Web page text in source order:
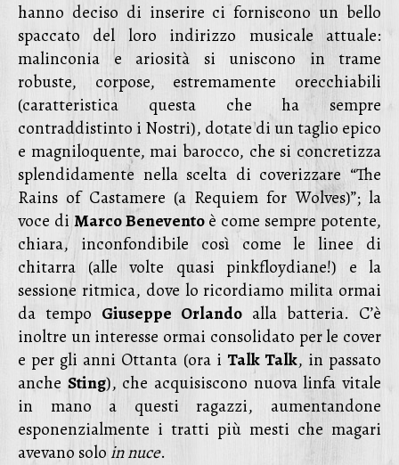
hanno deciso di inserire ci forniscono un bello
spaccato del loro indirizzo musicale attuale:
malinconia e ariosità si uniscono in trame
robuste, corpose, estremamente orecchiabili
(caratteristica questa che ha sempre
contraddistinto i Nostri), dotate di un taglio epico
e magniloquente, mai barocco, che si concretizza
splendidamente nella scelta di coverizzare “The
Rains of Castamere (a Requiem for Wolves)”; la
voce diMarco Beneventoè come sempre potente,
chiara, inconfondibile così come le linee di
chitarra (alle volte quasi pinkfloydiane!) e la
sessione ritmica, dove lo ricordiamo milita ormai
da tempo Giuseppe Orlando alla batteria. C’è
inoltre un interesse ormai consolidato per le cover
e per gli anni Ottanta (ora i Talk Talk, in passato
anche Sting), che acquisiscono nuova linfa vitale
in mano a questi ragazzi, aumentandone
esponenzialmente i tratti più mesti che magari
avevano solo in nuce.